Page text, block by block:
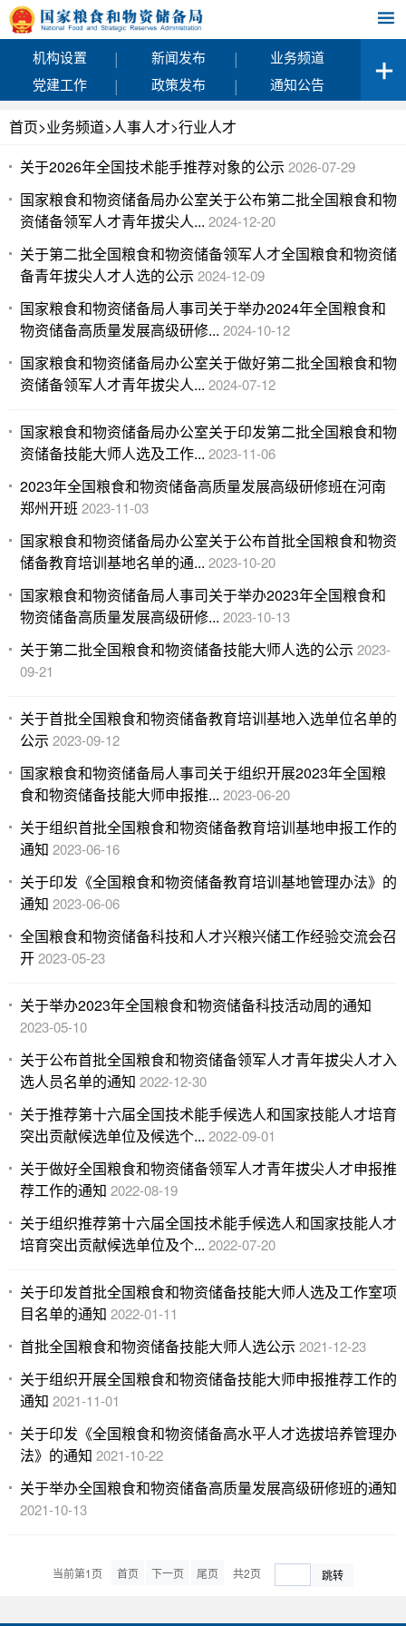
机构设置 | 新闻发布 |
业务频道
党建工作
| 政策发布 | 通知公告
首页>业务频道>人事人才>行业人才
关于2026年全国技术能手推荐对象的公示 2026-07-29
国家粮食和物资储备局办公室关于公布第二批全国粮食和物
资储备领军人才青年拔尖人... 2024-12-20
关于第二批全国粮食和物资储备领军人才全国粮食和物资储
备青年拔尖人才人选的公示 2024-12-09
国家粮食和物资储备局人事司关于举办2024年全国粮食和
物资储备高质量发展高级研修... 2024-10-12
国家粮食和物资储备局办公室关于做好第二批全国粮食和物
资储备领军人才青年拔尖人... 2024-07-12
国家粮食和物资储备局办公室关于印发第二批全国粮食和物
资储备技能大师人选及工作... 2023-11-06
2023年全国粮食和物资储备高质量发展高级研修班在河南
郑州开班 2023-11-03
国家粮食和物资储备局办公室关于公布首批全国粮食和物资
储备教育培训基地名单的通... 2023-10-20
国家粮食和物资储备局人事司关于举办2023年全国粮食和
物资储备高质量发展高级研修... 2023-10-13
关于第二批全国粮食和物资储备技能大师人选的公示 2023-
09-21
关于首批全国粮食和物资储备教育培训基地入选单位名单的
公示 2023-09-12
国家粮食和物资储备局人事司关于组织开展2023年全国粮
食和物资储备技能大师申报推... 2023-06-20
关于组织首批全国粮食和物资储备教育培训基地申报工作的
通知 2023-06-16
关于印发《全国粮食和物资储备教育培训基地管理办法》的
通知 2023-06-06
全国粮食和物资储备科技和人才兴粮兴储工作经验交流会召
开2023-05-23
关于举办2023年全国粮食和物资储备科技活动周的通知
2023-05-10
关于公布首批全国粮食和物资储备领军人才青年拔尖人才入
选人员名单的通知 2022-12-30
关于推荐第十六届全国技术能手候选人和国家技能人才培育
突出贡献候选单位及候选个... 2022-09-01
关于做好全国粮食和物资储备领军人才青年拔尖人才申报推
荐工作的通知 2022-08-19
关于组织推荐第十六届全国技术能手候选人和国家技能人才
培育突出贡献候选单位及个... 2022-07-20
关于印发首批全国粮食和物资储备技能大师人选及工作室项
目名单的通知 2022-01-11
首批全国粮食和物资储备技能大师人选公示 2021-12-23
关于组织开展全国粮食和物资储备技能大师申报推荐工作的
通知 2021-11-01
关于印发《全国粮食和物资储备高水平人才选拔培养管理办
法》的通知 2021-10-22
关于举办全国粮食和物资储备高质量发展高级研修班的通知
2021-10-13
当前第1页 首页 下一页 尾页 共2页 跳转